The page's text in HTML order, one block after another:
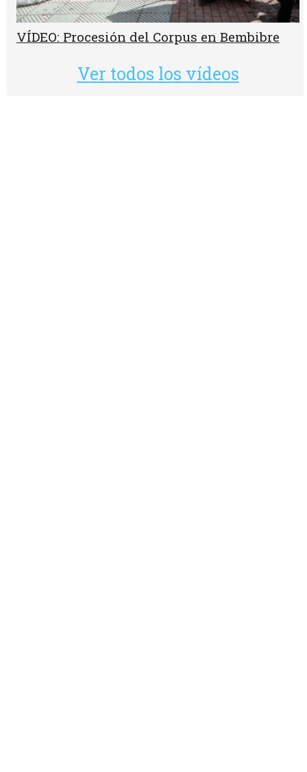
VÍDEO: Procesión del Corpus en Bembibre
Ver todos los vídeos